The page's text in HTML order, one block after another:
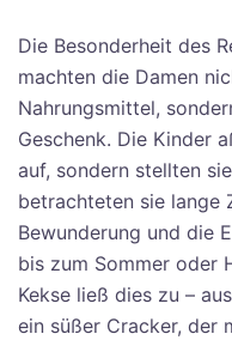
Die Besonderheit des
machten die Damen
Nahrungsmittel,
Geschenk. Die Kinder
auf, sondern stellten
betrachteten sie lange
Bewunderung und die
bis zum Sommer oder
Kekse ließ dies zu –
ein süßer Cracker, der